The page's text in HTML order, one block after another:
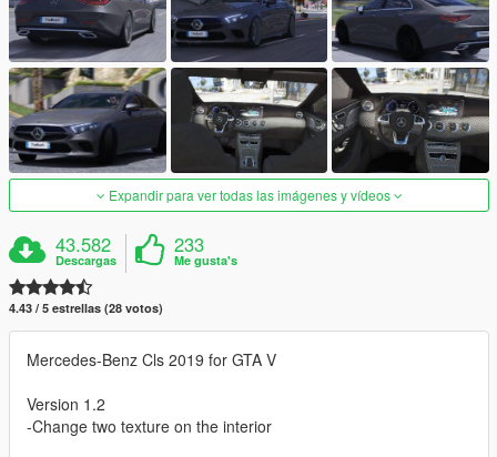
Expandir para ver todas las imágenes y vídeos
43.582
Descargas
233
Me gusta's
4.43 / 5 estrellas (28 votos)
Mercedes-Benz Cls 2019 for GTA V
Version 1.2
-Change two texture on the interior